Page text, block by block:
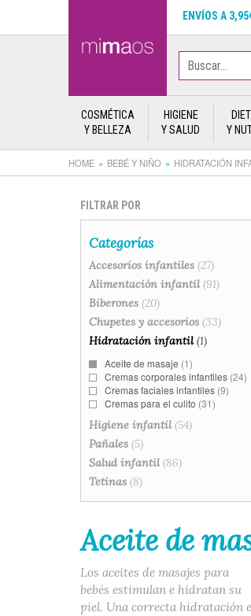
ENVÍOS A
COSMÉTICA
Y BELLEZA
HIGIENE
Y SALUD
Y
HOME BEBÉ Y NIÑO HIDRATACIÓN
FILTRAR POR
Categorías
Accesorios infantiles (27)
Alimentación infantil (91)
Biberones (20)
Chupetes y accesorios (33)
Hidratación infantil(1)
Aceite de masaje (1)
Cremas corporales infantiles (24)
Cremas faciales infantiles (9)
Cremas para el culito (31)
Higiene infantil (54)
Pañales (5)
Salud infantil (86)
Tetinas (8)
Aceite de
Los aceites de masajes para
bebés estimulan e hidratan su
piel. Una correcta hidratación